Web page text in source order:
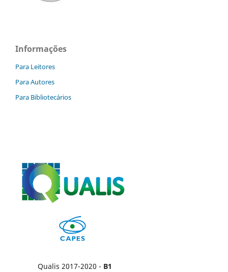
Informações
Para Leitores
Para Autores
Para Bibliotecários
Qualis 2017-2020 - B1